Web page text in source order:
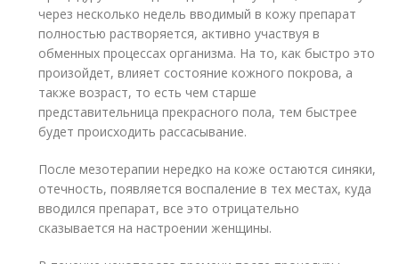
через несколько недель вводимый в кожу препарат
полностью растворяется, активно участвуя в
обменных процессах организма. На то, как быстро это
произойдет, влияет состояние кожного покрова, а
также возраст, то есть чем старше
представительница прекрасного пола, тем быстрее
будет происходить рассасывание.
После мезотерапии нередко на коже остаются синяки,
отечность, появляется воспаление в тех местах, куда
вводился препарат, все это отрицательно
сказывается на настроении женщины.